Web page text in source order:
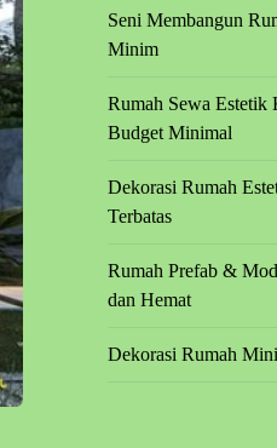
Seni Membangun
Minim
Rumah Sewa Estetik
Budget Minimal
Dekorasi Rumah
Terbatas
Rumah Prefab &
dan Hemat
Dekorasi Rumah